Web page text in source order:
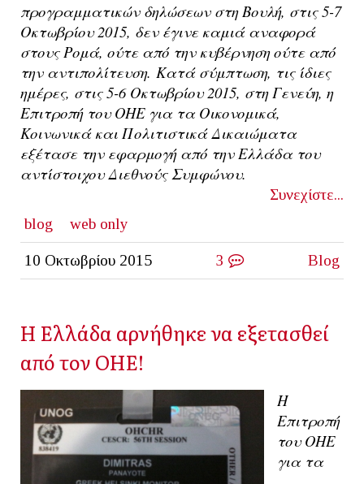
προγραμματικών δηλώσεων στη Βουλή, στις 5-7
Οκτωβρίου 2015, δεν έγινε καμιά αναφορά
στους Ρομά, ούτε από την κυβέρνηση ούτε από
την αντιπολίτευση. Κατά σύμπτωση, τις ίδιες
ημέρες, στις 5-6 Οκτωβρίου 2015, στη Γενεύη, η
Επιτροπή του ΟΗΕ για τα Οικονομικά,
Κοινωνικά και Πολιτιστικά Δικαιώματα
εξέτασε την εφαρμογή από την Ελλάδα του
αντίστοιχου Διεθνούς Συμφώνου.
Συνεχίστε...
blog
web only
10 Οκτωβρίου 2015 3 Blog
Η Ελλάδα αρνήθηκε να εξετασθεί
από τον ΟΗΕ!
Η
Επιτροπή
του ΟΗΕ
για τα